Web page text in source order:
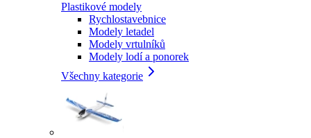
Plastikové modely
Rychlostavebnice
Modely letadel
Modely vrtulníků
Modely lodí a ponorek
Všechny kategorie